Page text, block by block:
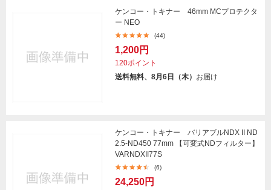
ケンコー・トキナー 46mm MCプロテクタ
ー NEO
(44)
1,200円
120ポイント
送料無料、8月6日（木） お届け
ケンコー・トキナー バリアブルNDX II ND
2.5-ND450 77mm 【可変式NDフィルター】
VARNDXII77S
(6)
24,250円